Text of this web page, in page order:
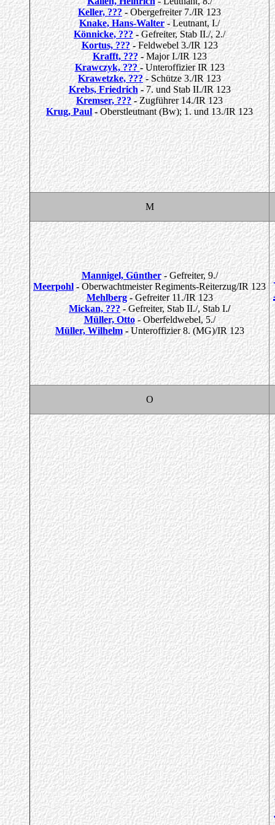
Keller, ??? -Obergefreiter 7./IR 123
Knake, Hans-Walter - Leutnant, I./
Könnicke, ??? - Gefreiter, Stab II./, 2./
Kortus, ???-Feldwebel 3./IR 123
Krafft, ???-Major I./IR 123
Krawczyk, ???-Unteroffizier IR 123
Krawetzke, ???-Schütze 3./IR 123
Krebs, Friedrich -7. und Stab II./IR 123
Kremser, ???-Zugführer 14./IR 123
Krug, Paul-Oberstleutnant (Bw); 1. und 13./IR 123
M
Mannigel, Günther- Gefreiter, 9./
Meerpohl -Oberwachtmeister Regiments-Reiterzug/IR 123
Mehlberg-Gefreiter 11./IR 123
Mickan, ??? -Gefreiter, Stab II./, Stab I./
Müller, Otto- Oberfeldwebel, 5./
Müller, Wilhelm- Unteroffizier 8. (MG)/IR 123
O